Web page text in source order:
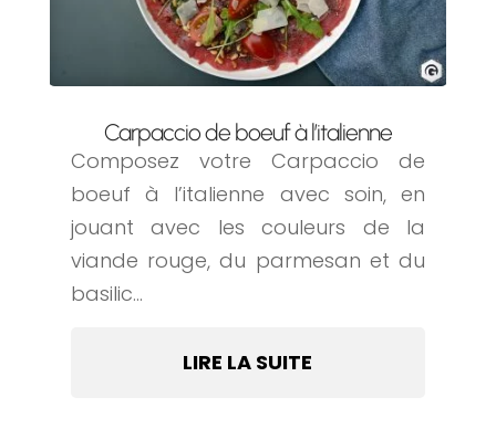
Carpaccio de boeuf à l’italienne
Composez votre Carpaccio de
boeuf à l’italienne avec soin, en
jouant avec les couleurs de la
viande rouge, du parmesan et du
basilic…
LIRE LA SUITE